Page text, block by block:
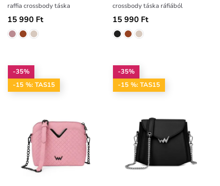
raffia crossbody táska
15 990 Ft
crossbody táska ráfiából
15 990 Ft
-35%
-15 %: TAS15
-35%
-15 %: TAS15